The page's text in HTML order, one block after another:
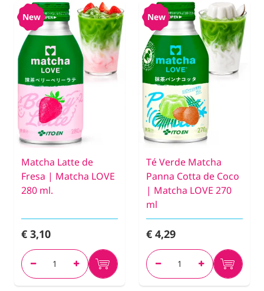
New
Matcha Latte de
Fresa | Matcha LOVE
280 ml.
€ 3,10
New
Té Verde Matcha
Panna Cotta de Coco
| Matcha LOVE 270
ml
€ 4,29